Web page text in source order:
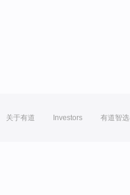
关于有道 Investors 有道智选